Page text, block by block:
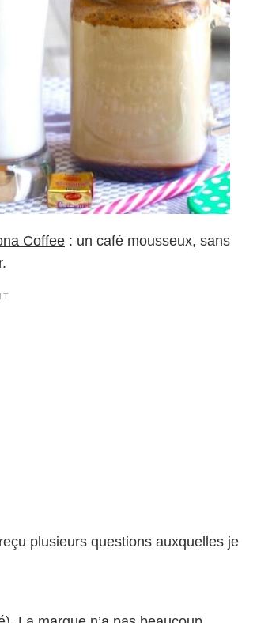
Coffee : un café mousseux, sans
plusieurs questions auxquelles je